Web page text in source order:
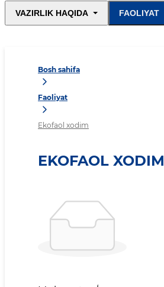
VAZIRLIK HAQIDA FAOLIYAT
Bosh sahifa
Faoliyat
Ekofaol xodim
EKOFAOL XODIM